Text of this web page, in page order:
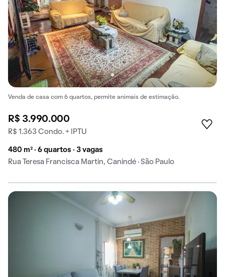
Venda de casa com 6 quartos, permite animais de estimação.
R$ 3.990.000
R$ 1.363 Condo. + IPTU
480 m² · 6 quartos · 3 vagas
Rua Teresa Francisca Martin, Canindé · São Paulo